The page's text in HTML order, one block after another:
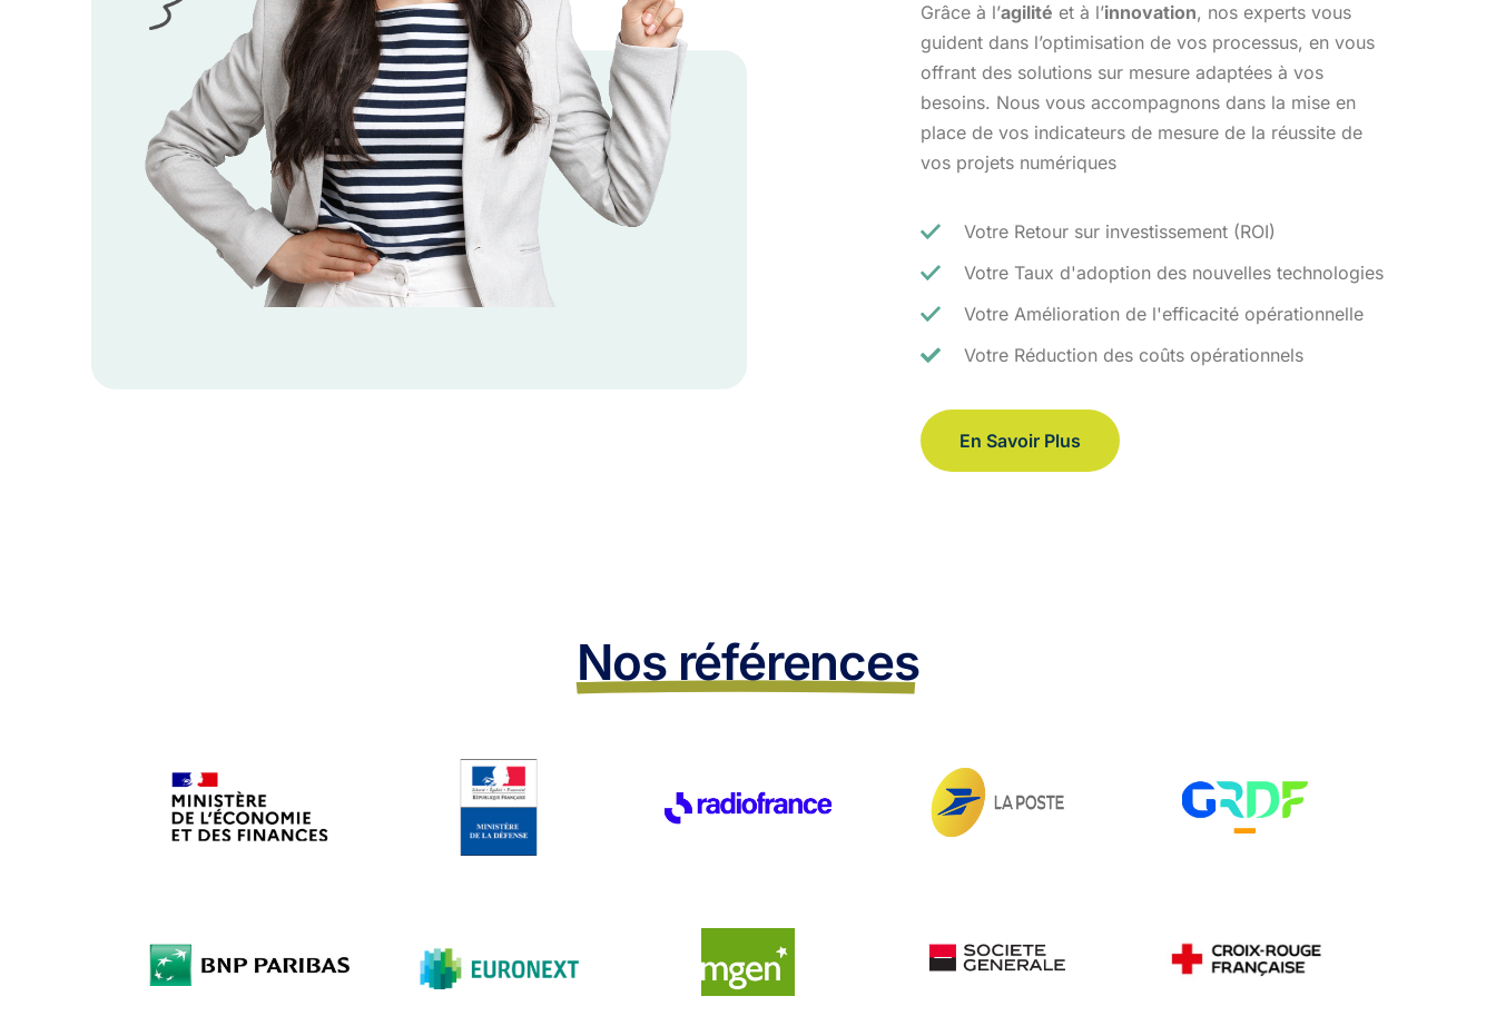
Grâce à l’agilité et à l’innovation, nos experts vous
guident dans l’optimisation de vos processus, en vous
offrant des solutions sur mesure adaptées à vos
besoins. Nous vous accompagnons dans la mise en
place de vos indicateurs de mesure de la réussite de
vos projets numériques
Votre Retour sur investissement (ROI)
Votre Taux d'adoption des nouvelles technologies
Votre Amélioration de l'efficacité opérationnelle
Votre Réduction des coûts opérationnels
En Savoir Plus
Nos références